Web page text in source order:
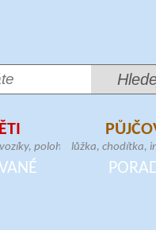
polohovací a
dětské sedačky,
lehátka, berličky
lůžka, chodítka,
křesla, zvedáky,
hrazdy, stolky,